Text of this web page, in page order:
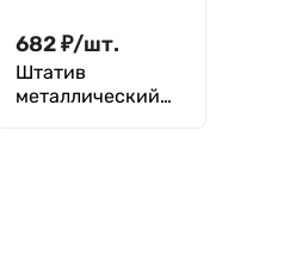
682₽/шт.
Штатив
металлический